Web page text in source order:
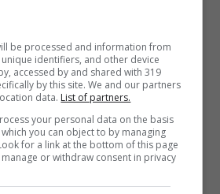
vita casalinga che non
come non voleva il
di vera e propria forzatura
Le costrizioni e le
un effetto a catena,
in figlio. Si aggiunge il
assidua: non a caso
della croce, che sovrasta
be processed and information from
identifiers, and other device
accessed by and shared with 319
by this site. We and our partners
data. List of partners.
your personal data on the basis
you can object to by managing
for a link at the bottom of this page
or withdraw consent in privacy